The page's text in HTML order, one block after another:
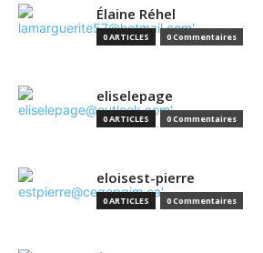
Élaine Réhel
0 ARTICLES 0 Commentaires
eliselepage
0 ARTICLES 0 Commentaires
eloisest-pierre
0 ARTICLES 0 Commentaires